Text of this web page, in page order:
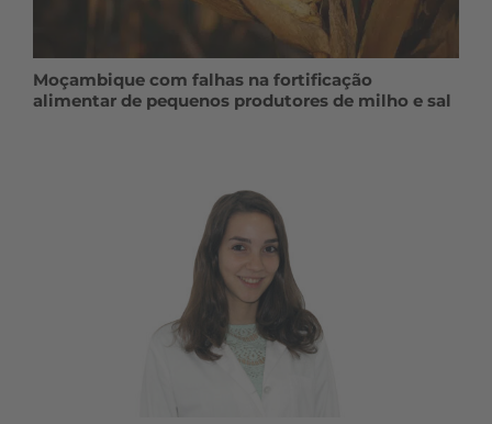
Moçambique com falhas na fortificação
alimentar de pequenos produtores de milho e sal